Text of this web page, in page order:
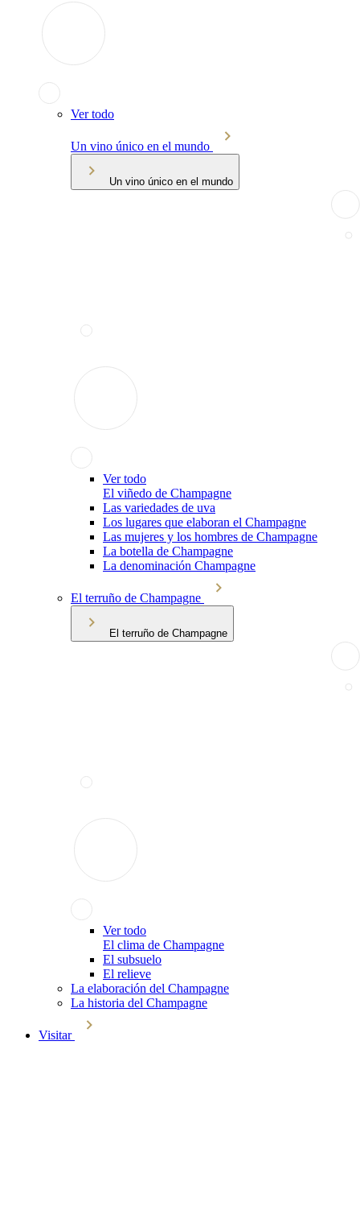
Ver todo
Un vino único en el mundo
Un vino único en el mundo
Ver todo
El viñedo de Champagne
Las variedades de uva
Los lugares que elaboran el Champagne
Las mujeres y los hombres de Champagne
La botella de Champagne
La denominación Champagne
El terruño de Champagne
El terruño de Champagne
Ver todo
El clima de Champagne
El subsuelo
El relieve
La elaboración del Champagne
La historia del Champagne
Visitar